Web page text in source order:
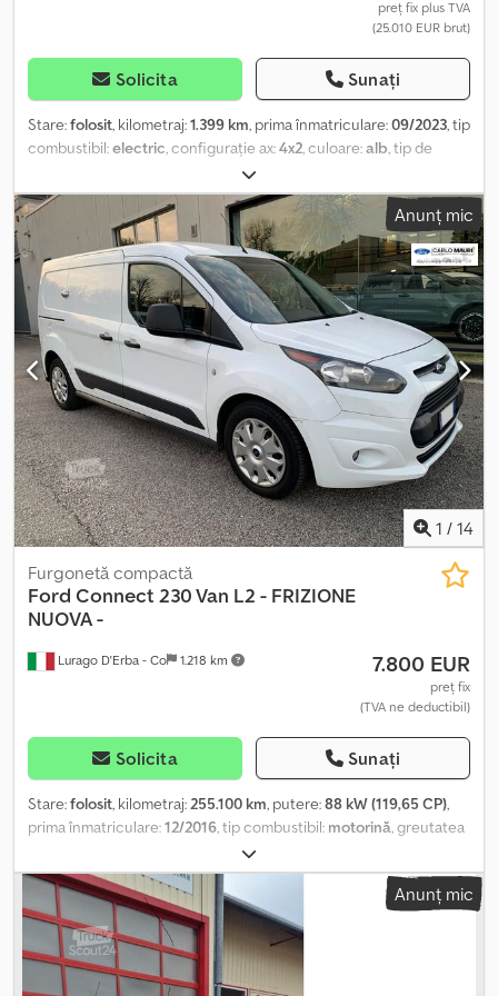
preț fix plus TVA
(25.010 EUR brut)
Solicita Sunați
Stare:folosit, kilometraj:1.399 km, prima înmatriculare:09/2023, tip
combustibil:electric, configurație ax:4x2, culoare:alb, tip de
, clasă de emisii:
de locuri:3, Dotări:aer condiționat, servodirecție, Informațiile
prezentate nu constituie element contractual Djdpoy Rfpxsfx
Aideck
Anunț mic
1 / 14
Lurago D'Erba - Co 1.218 km
Furgonetă compactă
Ford Connect 230 Van L2 - FRIZIONE
NUOVA -
7.800 EUR
preț fix
(TVA ne deductibil)
Solicita Sunați
Stare:folosit, kilometraj: 255.100 km, putere:88 kW (119,65 CP),
prima înmatriculare:12/2016 , tip combustibil: motorină , greutatea
, greutate totală:
configurație ax:4x2, culoare:alb, tip de angrenaj:mecanic, clasă
de emisii:Euro 6, număr de locuri:
, lungimea spațiului de
încărcare:
2.100 mm, An de fabricație:2016
Ford Connect Van L2, ampatament lung, model Trend. - An: 2016,
Motor: 1.5 TDCi 120 CP, Euro 6, Kilometraj: 255.100. - Furgonetă cu 3
locuri, ampatament lung. Spațiu de încărcare de 2.100 mm, cu
Anunț mic